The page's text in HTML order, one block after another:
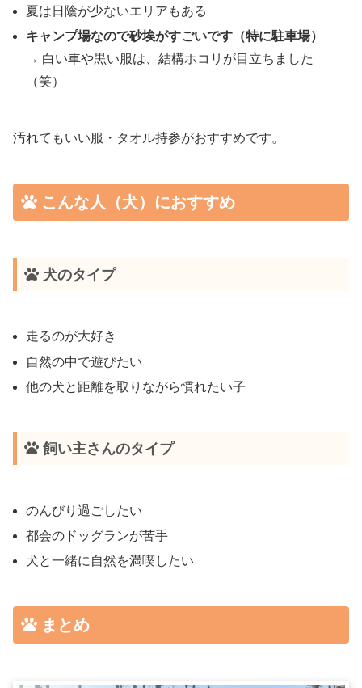
夏は日陰が少ないエリアもある
キャンプ場なので砂埃がすごいです（特に駐車場）
→ 白い車や黒い服は、結構ホコリが目立ちました
（笑）
汚れてもいい服・タオル持参がおすすめです。
こんな人（犬）におすすめ
犬のタイプ
走るのが大好き
自然の中で遊びたい
他の犬と距離を取りながら慣れたい子
飼い主さんのタイプ
のんびり過ごしたい
都会のドッグランが苦手
犬と一緒に自然を満喫したい
まとめ